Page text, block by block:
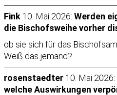
Fink 10. Mai 2026: Werden
die Bischofsweihe vorher
ob sie sich für das
Weiß das jemand?
rosenstaedter 10. Mai 2026:
welche Auswirkungen